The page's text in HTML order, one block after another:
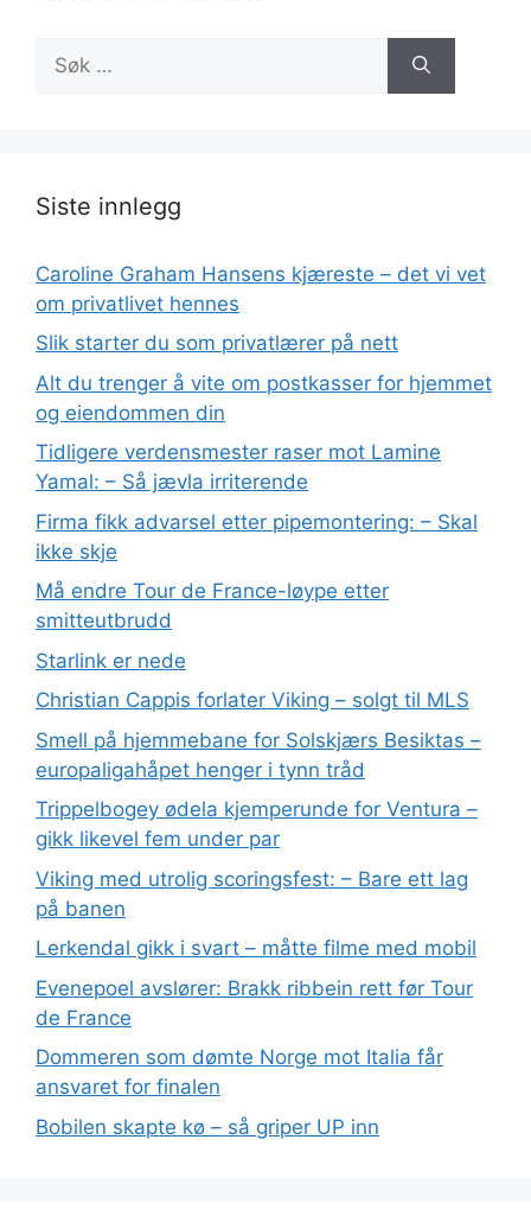
etter:
Siste innlegg
Caroline Graham Hansens kjæreste – det vi vet
om privatlivet hennes
Slik starter du som privatlærer på nett
Alt du trenger å vite om postkasser for hjemmet
og eiendommen din
Tidligere verdensmester raser mot Lamine
Yamal: – Så jævla irriterende
Firma fikk advarsel etter pipemontering: – Skal
ikke skje
Må endre Tour de France-løype etter
smitteutbrudd
Starlink er nede
Christian Cappis forlater Viking – solgt til MLS
Smell på hjemmebane for Solskjærs Besiktas –
europaligahåpet henger i tynn tråd
Trippelbogey ødela kjemperunde for Ventura –
gikk likevel fem under par
Viking med utrolig scoringsfest: – Bare ett lag
på banen
Lerkendal gikk i svart – måtte filme med mobil
Evenepoel avslører: Brakk ribbein rett før Tour
de France
Dommeren som dømte Norge mot Italia får
ansvaret for finalen
Bobilen skapte kø – så griper UP inn